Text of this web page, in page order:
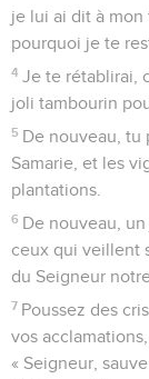
je lui ai dit à mon
pourquoi je te
4 Je te rétablirai,
joli tambourin
5 De nouveau, tu
Samarie, et les
plantations.
6 De nouveau, un
ceux qui veillent
du Seigneur
7 Poussez des
vos
« Seigneur,